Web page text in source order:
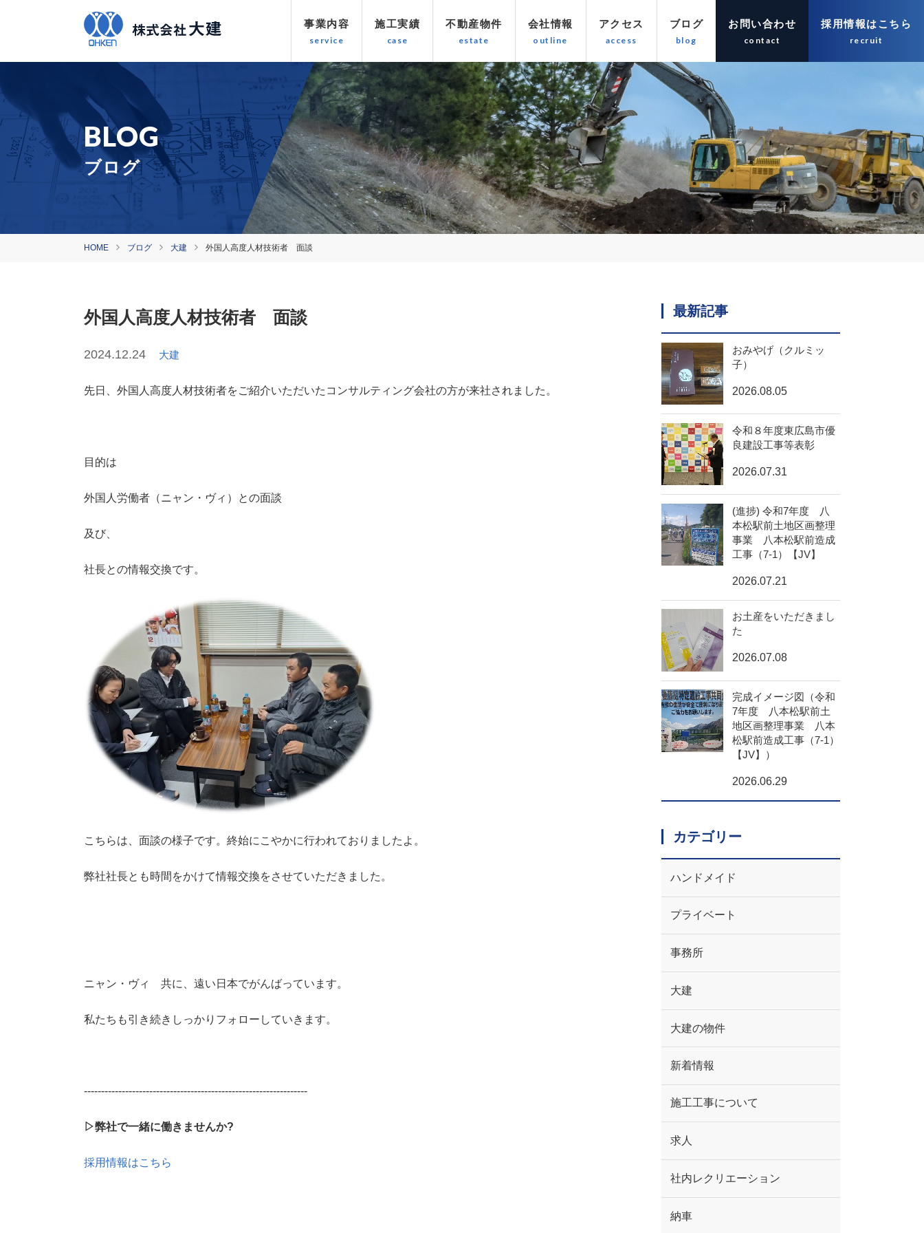
事業内容 施工実績 不動産物件 会社情報 アクセス ブログ お問い合わせ 採用情報はこちら
ブログ
HOME ブログ 大建 外国人高度人材技術者 面談
外国人高度人材技術者 面談
2024.12.24 大建
先日、外国人高度人材技術者をご紹介いただいたコンサルティング会社の方が来社されました。
目的は
外国人労働者（ニャン・ヴィ）との面談
及び、
社長との情報交換です。
こちらは、面談の様子です。終始にこやかに行われておりましたよ。
弊社社長とも時間をかけて情報交換をさせていただきました。
ニャン・ヴィ 共に、遠い日本でがんばっています。
私たちも引き続きしっかりフォローしていきます。
-----------------------------------------------------------------
▷弊社で一緒に働きませんか?
採用情報はこちら
最新記事
おみやげ（クルミッ
子）
2026.08.05
令和８年度東広島市優
良建設工事等表彰
2026.07.31
(進捗) 令和7年度 八
本松駅前土地区画整理
事業 八本松駅前造成
工事（7-1）【JV】
2026.07.21
お土産をいただきまし
た
2026.07.08
完成イメージ図（令和
7年度 八本松駅前土
地区画整理事業 八本
松駅前造成工事（7-1）
【JV】）
2026.06.29
カテゴリー
ハンドメイド
プライベート
事務所
大建
大建の物件
新着情報
施工工事について
求人
社内レクリエーション
納車